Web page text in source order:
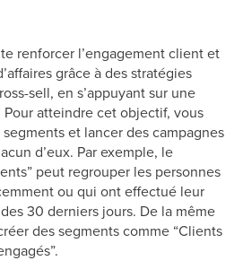
renforcer l’engagement client et
grâce à des stratégies
sell, en s’appuyant sur une
atteindre cet objectif, vous
et lancer des campagnes
d’eux. Par exemple, le
peut regrouper les personnes
ou qui ont effectué leur
30 derniers jours. De la même
des segments comme “Clients